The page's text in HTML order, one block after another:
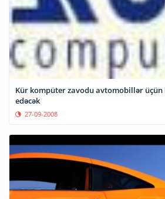
Kür kompüter zavodu avtomobillər
edəcək
27-09-2008